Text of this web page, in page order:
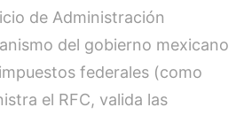
de Administración
del gobierno mexicano
federales (como
el RFC, valida las